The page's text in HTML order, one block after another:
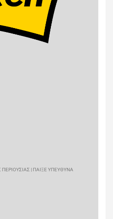
| ΠΑΙΞΕ ΥΠΕΥΘΥΝΑ